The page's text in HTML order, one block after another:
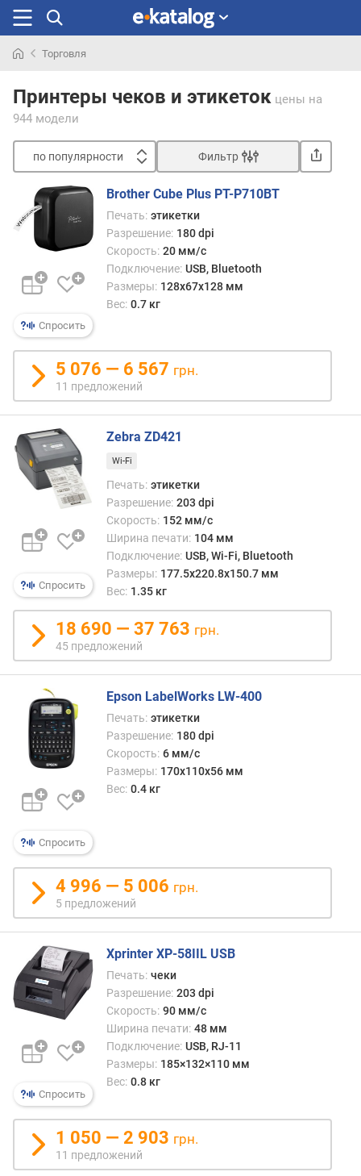
раньше
Торговля
Принтеры чеков и этикеток цены на
944 модели
по популярности
п
п
п
у
я
р
о
о
т
д
ш
е
х
к
д
о
р
о
г
и
м
о
д
о
о
г
и
х
к
д
е
ш
е
в
ы
п
о
т
з
ы
в
Фильтр
Спросить
Brother Cube Plus PT-P710BT
Печать: этикетки
Разрешение: 180 dpi
Скорость: 20 мм/с
Подключение: USB, Bluetooth
Размеры: 128х67х128 мм
Вес: 0.7 кг
5 076 — 6 567 грн.
11 предложений
Спросить
Zebra ZD421
Wi-Fi
Печать: этикетки
Разрешение: 203 dpi
Скорость: 152 мм/с
Ширина печати: 104 мм
Подключение: USB, Wi-Fi, Bluetooth
Размеры: 177.5х220.8х150.7 мм
Вес: 1.35 кг
18 690 — 37 763 грн.
45 предложений
Спросить
Epson LabelWorks LW-400
Печать: этикетки
Разрешение: 180 dpi
Скорость: 6 мм/с
Размеры: 170x110x56 мм
Вес: 0.4 кг
4 996 — 5 006 грн.
5 предложений
Спросить
Xprinter XP-58IIL USB
Печать: чеки
Разрешение: 203 dpi
Скорость: 90 мм/с
Ширина печати: 48 мм
Подключение: USB, RJ-11
Размеры: 185×132×110 мм
Вес: 0.8 кг
1 050 — 2 903 грн.
11 предложений